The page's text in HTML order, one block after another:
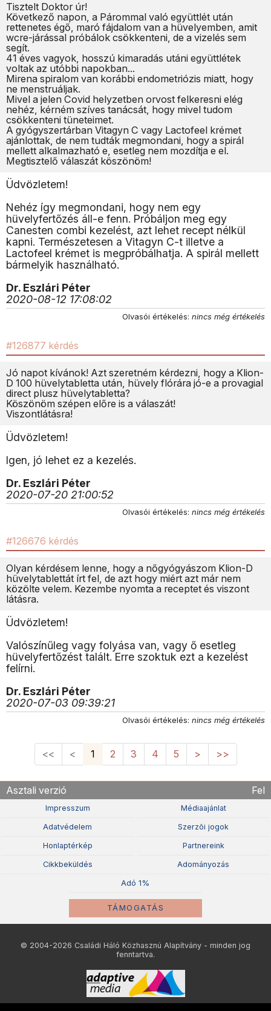
Tisztelt Doktor úr!
Következő napon, a Párommal való együttlét után
rettenetes égő, maró fájdalom van a hüvelyemben, amit
wcre-járással próbálok csökkenteni, de a vizelés sem
segít.
41 éves vagyok, hosszú kimaradás utáni együttlétek
voltak az utóbbi napokban...
Mirena spiralom van korábbi endometriózis miatt, hogy
ne menstruáljak.
Mivel a jelen Covid helyzetben orvost felkeresni elég
nehéz, kérném szíves tanácsát, hogy mivel tudom
csökkenteni tüneteimet.
A gyógyszertárban Vitagyn C vagy Lactofeel krémet
ajánlottak, de nem tudták megmondani, hogy a spirál
mellett alkalmazható e, esetleg nem mozdítja e el.
Megtisztelő válaszát köszönöm!
Üdvözletem!
Nehéz így megmondani, hogy nem egy
hüvelyfertőzés áll-e fenn. Próbáljon meg egy
Canesten combi kezelést, azt lehet recept nélkül
kapni. Természetesen a Vitagyn C-t illetve a
Lactofeel krémet is megpróbálhatja. A spirál mellett
bármelyik használható.
Dr. Eszlári Péter
2020-08-12 17:08:02
Olvasói értékelés: nincs még értékelés
#126877 kérdés
Jó napot kívánok! Azt szeretném kérdezni, hogy a Klion-
D 100 hüvelytabletta után, hüvely flórára jó-e a provagial
direct plusz hüvelytabletta?
Köszönöm szépen előre is a válaszát!
Viszontlátásra!
Üdvözletem!
Igen, jó lehet ez a kezelés.
Dr. Eszlári Péter
2020-07-20 21:00:52
Olvasói értékelés: nincs még értékelés
#126676 kérdés
Olyan kérdésem lenne, hogy a nőgyógyászom Klion-D
hüvelytablettát írt fel, de azt hogy miért azt már nem
közölte velem. Kezembe nyomta a receptet és viszont
látásra.
Üdvözletem!
Valószínűleg vagy folyása van, vagy ő esetleg
hüvelyfertőzést talált. Erre szoktuk ezt a kezelést
felírni.
Dr. Eszlári Péter
2020-07-03 09:39:21
Olvasói értékelés: nincs még értékelés
<< < 1 2 3 4 5 > >>
Asztali verzió Fel
Impresszum Médiaajánlat
Adatvédelem Szerzõi jogok
Honlaptérkép Partnereink
Cikkbeküldés Adományozás
Adó 1%
TÁMOGATÁS
© 2004-2026 Családi Háló Közhasznú Alapítvány - minden jog
fenntartva.